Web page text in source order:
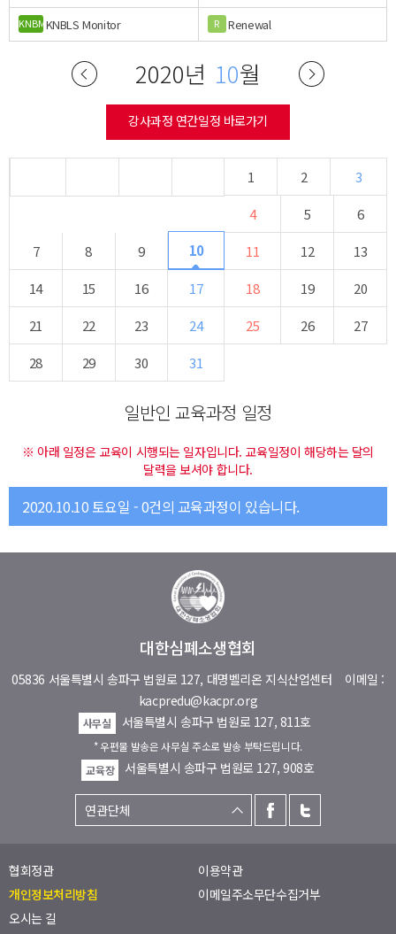
KNBMKNBLS Monitor R Renewal
2020년 10월
강사과정 연간일정 바로가기
1 2
3
4
5
6
7
8 9 10 11 12
13
14
15 16 17 18 19
20
21
22 23 24 25 26
27
28
29 30 31
일반인 교육과정 일정
※ 아래 일정은 교육이 시행되는 일자입니다. 교육일정이 해당하는 달의
달력을 보셔야 합니다.
2020.10.10 토요일 - 0건의 교육과정이 있습니다.
대한심폐소생협회
05836 서울특별시 송파구 법원로 127, 대명벨리온 지식산업센터 이메일 :
kacpredu@kacpr.org
사무실 서울특별시 송파구 법원로 127, 811호
* 우편물 발송은 사무실 주소로 발송 부탁드립니다.
교육장
서울특별시 송파구 법원로 127, 908호
협회정관
이용약관
개인정보처리방침
이메일주소무단수집거부
오시는 길